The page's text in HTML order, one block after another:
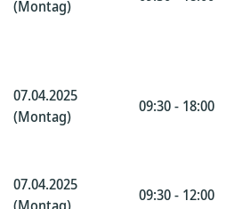
(Montag)
07.04.2025
(Montag)
09:30 - 18:00
07.04.2025
09:30 - 12:00